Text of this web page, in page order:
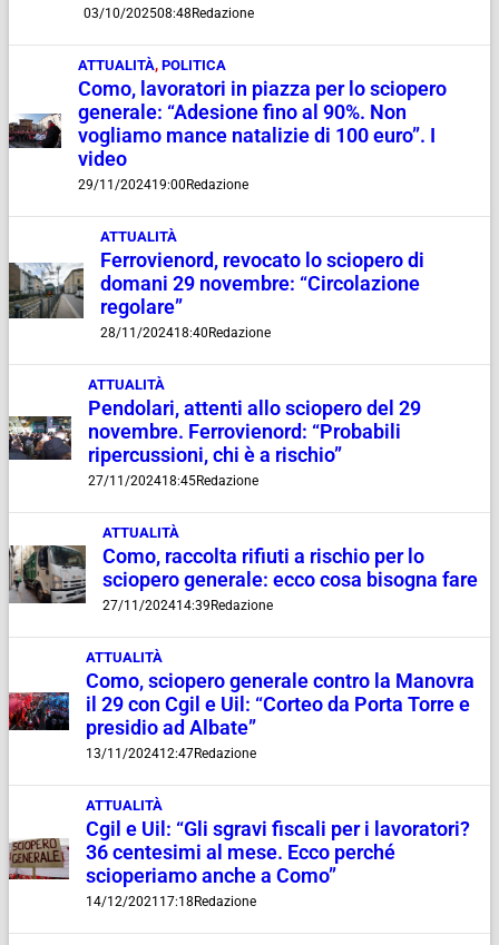
03/10/202508:48Redazione
ATTUALITÀ, POLITICA
Como, lavoratori in piazza per lo sciopero
generale: “Adesione fino al 90%. Non
vogliamo mance natalizie di 100 euro”. I
video
29/11/202419:00Redazione
ATTUALITÀ
Ferrovienord, revocato lo sciopero di
domani 29 novembre: “Circolazione
regolare”
28/11/202418:40Redazione
ATTUALITÀ
Pendolari, attenti allo sciopero del 29
novembre. Ferrovienord: “Probabili
ripercussioni, chi è a rischio”
27/11/202418:45Redazione
ATTUALITÀ
Como, raccolta rifiuti a rischio per lo
sciopero generale: ecco cosa bisogna fare
27/11/202414:39Redazione
ATTUALITÀ
Como, sciopero generale contro la Manovra
il 29 con Cgil e Uil: “Corteo da Porta Torre e
presidio ad Albate”
13/11/202412:47Redazione
ATTUALITÀ
Cgil e Uil: “Gli sgravi fiscali per i lavoratori?
36 centesimi al mese. Ecco perché
scioperiamo anche a Como”
14/12/2021 17:18Redazione